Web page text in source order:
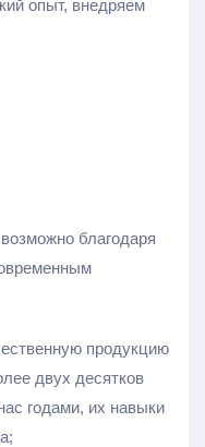
опыт, внедряем
благодаря
продукцию
двух десятков
годами, их навыки